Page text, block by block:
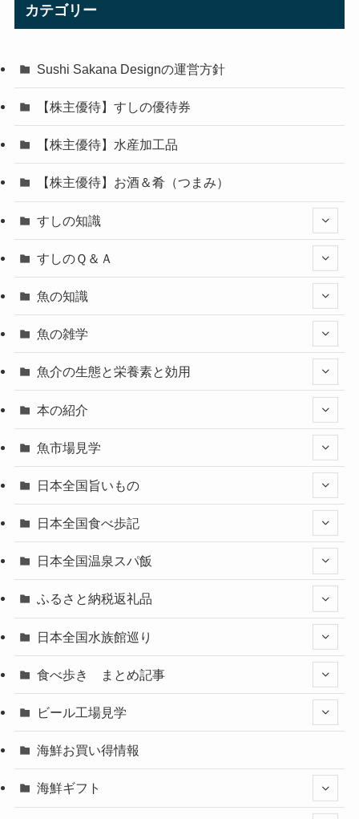
カテゴリー
Sushi Sakana Designの運営方針
【株主優待】すしの優待券
【株主優待】水産加工品
【株主優待】お酒＆肴（つまみ）
すしの知識
すしのＱ＆Ａ
魚の知識
魚の雑学
魚介の生態と栄養素と効用
本の紹介
魚市場見学
日本全国旨いもの
日本全国食べ歩記
日本全国温泉スパ飯
ふるさと納税返礼品
日本全国水族館巡り
食べ歩き まとめ記事
ビール工場見学
海鮮お買い得情報
海鮮ギフト